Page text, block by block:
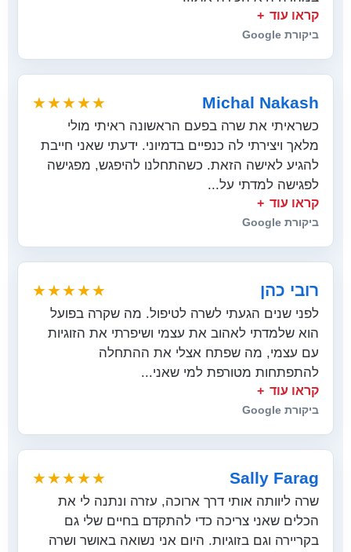
קראו עוד
ביקורת Google
Michal Nakash
★★★★★
כשראיתי את שרה בפעם הראשונה ראיתי מולי
מלאך ויצירתי לה כנפיים בדמיוני. ידעתי שאני חייבת
להגיע לאישה הזאת. כשהתחלנו להיפגש, מפגישה
לפגישה למדתי על...
קראו עוד
ביקורת Google
רובי כהן ★★★★★
לפני שנים הגעתי לשרה לטיפול. מה שקרה בפועל
הוא שלמדתי לאהוב את עצמי ושיפרתי את הזוגיות
עם עצמי, מה שפתח אצלי את ההתחלה
להתפתחות מטורפת למי שאני...
קראו עוד
ביקורת Google
Sally Farag
★★★★★
שרה ליוותה אותי דרך ארוכה, עזרה ונתנה לי את
הכלים שאני צריכה כדי להתקדם בחיים שלי גם
בקריירה וגם בזוגיות. היום אני נשואה באושר ושרה